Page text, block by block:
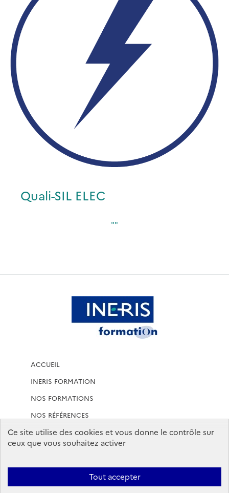
Quali-SIL ELEC
""
ACCUEIL
INERIS FORMATION
NOS FORMATIONS
NOS RÉFÉRENCES
MENTIONS LÉGALES
CONDITIONS GÉNÉRALES DE VENTE
CONDITIONS GENERALES
Ce site utilise des cookies et vous donne le contrôle sur
ceux que vous souhaitez activer
Tout accepter